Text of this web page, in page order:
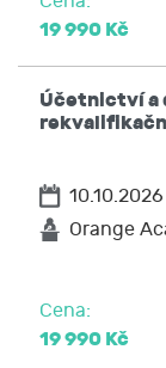
19 990 Kč
Účetnictví a
Orange
Cena:
19 990 Kč